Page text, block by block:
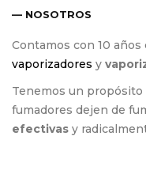
— NOSOTROS
Contamos con 10
vaporizadores y
Tenemos un propósito
fumadores dejen de
efectivas y